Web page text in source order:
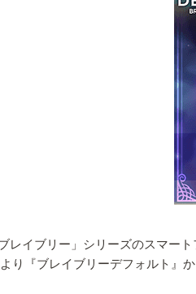
レイブリー」シリーズのスマー
り『ブレイブリーデフォルト』